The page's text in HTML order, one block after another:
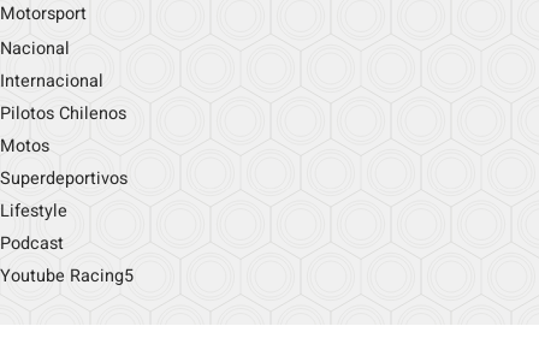
Motorsport
Nacional
Internacional
Pilotos Chilenos
Motos
Superdeportivos
Lifestyle
Podcast
Youtube Racing5